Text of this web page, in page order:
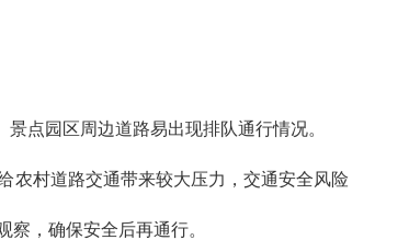
点园区周边道路易出现排队通行情况。
农村道路交通带来较大压力，交通安全风险
，确保安全后再通行。